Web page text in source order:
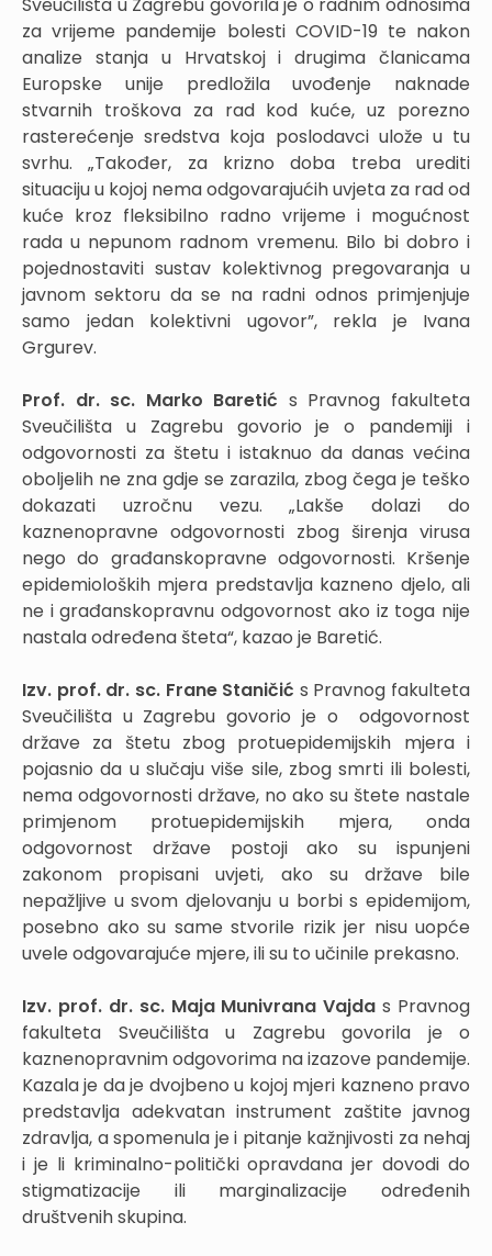
za vrijeme pandemije bolesti COVID-19 te nakon
analize stanja u Hrvatskoj i drugima članicama
Europske unije predložila uvođenje naknade
stvarnih troškova za rad kod kuće, uz porezno
rasterećenje sredstva koja poslodavci ulože u tu
svrhu. „Također, za krizno doba treba urediti
situaciju u kojoj nema odgovarajućih uvjeta za rad od
kuće kroz fleksibilno radno vrijeme i mogućnost
rada u nepunom radnom vremenu. Bilo bi dobro i
pojednostaviti sustav kolektivnog pregovaranja u
javnom sektoru da se na radni odnos primjenjuje
samo jedan kolektivni ugovor”, rekla je Ivana
Grgurev.
Prof. dr. sc. Marko Baretić s Pravnog fakulteta
Sveučilišta u Zagrebu govorio je o pandemiji i
odgovornosti za štetu i istaknuo da danas većina
oboljelih ne zna gdje se zarazila, zbog čega je teško
dokazati uzročnu vezu. „Lakše dolazi do
kaznenopravne odgovornosti zbog širenja virusa
nego do građanskopravne odgovornosti. Kršenje
epidemioloških mjera predstavlja kazneno djelo, ali
ne i građanskopravnu odgovornost ako iz toga nije
nastala određena šteta“, kazao je Baretić.
Izv. prof. dr. sc. Frane Staničić s Pravnog fakulteta
Sveučilišta u Zagrebu govorio je o odgovornost
države za štetu zbog protuepidemijskih mjera i
pojasnio da u slučaju više sile, zbog smrti ili bolesti,
nema odgovornosti države, no ako su štete nastale
primjenom protuepidemijskih mjera, onda
odgovornost države postoji ako su ispunjeni
zakonom propisani uvjeti, ako su države bile
nepažljive u svom djelovanju u borbi s epidemijom,
posebno ako su same stvorile rizik jer nisu uopće
uvele odgovarajuće mjere, ili su to učinile prekasno.
Izv. prof. dr. sc. Maja Munivrana Vajda s Pravnog
fakulteta Sveučilišta u Zagrebu govorila je o
kaznenopravnim odgovorima na izazove pandemije.
Kazala je da je dvojbeno u kojoj mjeri kazneno pravo
predstavlja adekvatan instrument zaštite javnog
zdravlja, a spomenula je i pitanje kažnjivosti za nehaj
i je li kriminalno-politički opravdana jer dovodi do
stigmatizacije ili marginalizacije određenih
društvenih skupina.